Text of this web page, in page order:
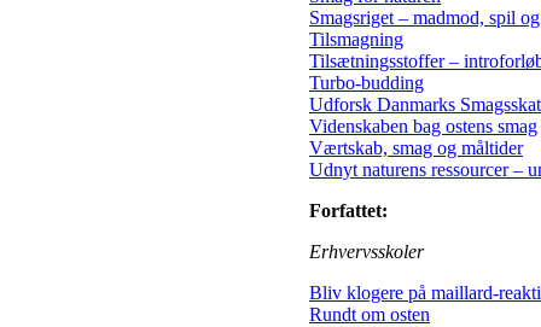
Smagsriget – madmod, spil
Tilsmagning
Tilsætningsstoffer –
Turbo-budding
Udforsk Danmarks
Videnskaben bag ostens smag
Værtskab, smag og måltider
Udnyt naturens ressourcer –
Forfattet:
Erhvervsskoler
Bliv klogere på maillard-
Rundt om osten